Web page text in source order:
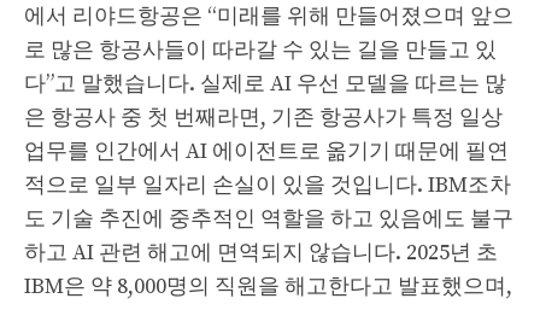
에서 리야드항공은 “미래를 위해 만들어졌으며 앞으
로 많은 항공사들이 따라갈 수 있는 길을 만들고 있
다”고 말했습니다. 실제로 AI 우선 모델을 따르는 많
은 항공사 중 첫 번째라면, 기존 항공사가 특정 일상
업무를 인간에서 AI 에이전트로 옮기기 때문에 필연
적으로 일부 일자리 손실이 있을 것입니다. IBM조차
도 기술 추진에 중추적인 역할을 하고 있음에도 불구
하고 AI 관련 해고에 면역되지 않습니다. 2025년 초
IBM은 약 8,000명의 직원을 해고한다고 발표했으며,